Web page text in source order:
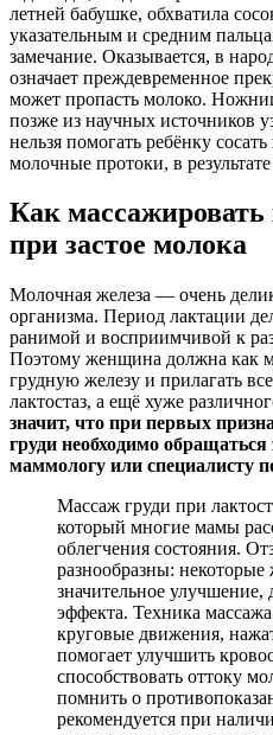
летней бабушке, обхватила
указательным и средним
замечание. Оказывается, в
означает преждевременное
может пропасть молоко.
позже из научных источников
нельзя помогать ребёнку
молочные протоки, в результате
Как
при застое молока
Молочная железа — очень
организма. Период лактации
ранимой и восприимчивой к
Поэтому женщина должна как
грудную железу и прилагать
лактостаз, а ещё хуже
значит, что при первых
груди необходимо обращаться
маммологу или специалисту
Массаж груди при
который многие мамы
облегчения состояния.
разнообразны:
значительное улучшение,
эффекта. Техника
круговые движения,
помогает улучшить
способствовать оттоку
помнить о
рекомендуется при